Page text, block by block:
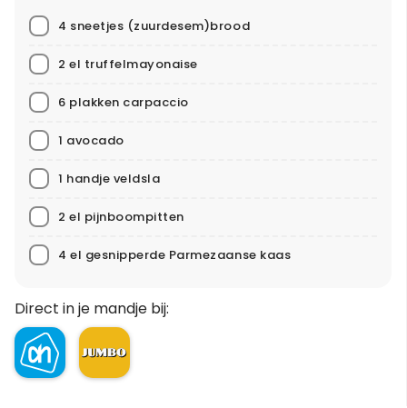
4 sneetjes (zuurdesem)brood
2 el truffelmayonaise
6 plakken carpaccio
1 avocado
1 handje veldsla
2 el pijnboompitten
4 el gesnipperde Parmezaanse kaas
Direct in je mandje bij: